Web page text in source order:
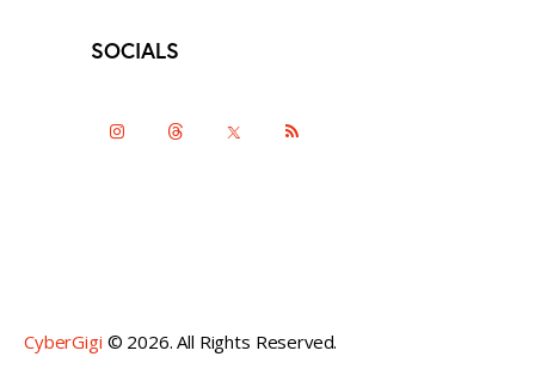
SOCIALS
instagrammthreads twitter- rss
CyberGigi © 2026. All Rights Reserved.